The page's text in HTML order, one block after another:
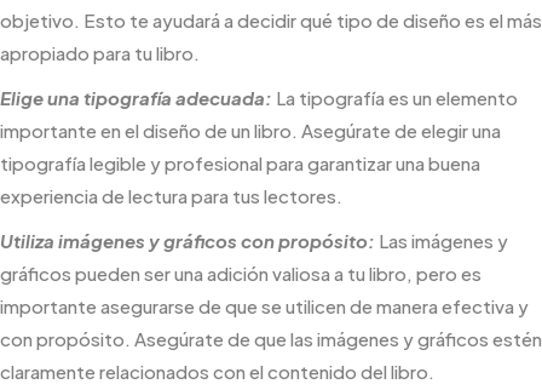
objetivo. Esto te ayudará a decidir qué tipo de diseño es el más
apropiado para tu libro.
Elige una tipografía adecuada: La tipografía es un elemento
importante en el diseño de un libro. Asegúrate de elegir una
tipografía legible y profesional para garantizar una buena
experiencia de lectura para tus lectores.
Utiliza imágenes y gráficos con propósito: Las imágenes y
gráficos pueden ser una adición valiosa a tu libro, pero es
importante asegurarse de que se utilicen de manera efectiva y
con propósito. Asegúrate de que las imágenes y gráficos estén
claramente relacionados con el contenido del libro.